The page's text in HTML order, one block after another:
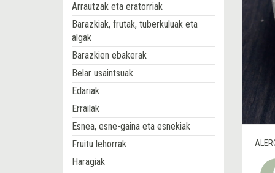
Arrautzak eta eratorriak
Barazkiak, frutak, tuberkuluak eta
algak
Barazkien ebakerak
Belar usaintsuak
Edariak
Errailak
Esnea, esne-gaina eta esnekiak
Fruitu lehorrak
Haragiak